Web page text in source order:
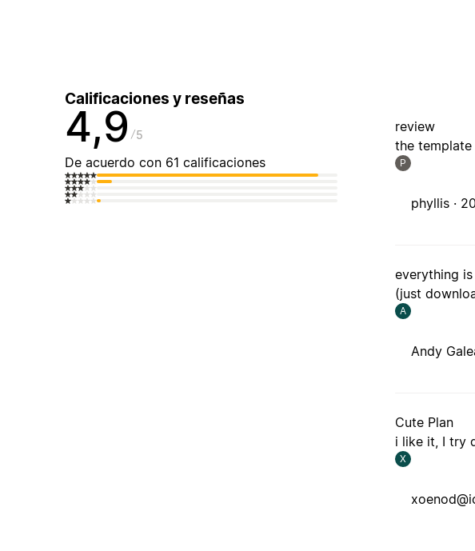
Calificaciones y reseñas
4,9 5
De acuerdo con 61 calificaciones
review
the
P
phyllis ·
everything
(just
A
Andy
Cute Plan
i like it, I try
X